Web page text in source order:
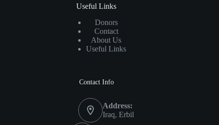
Useful Links
Donors
Contact
About Us
Useful Links
Contact Info
Address:
Iraq, Erbil